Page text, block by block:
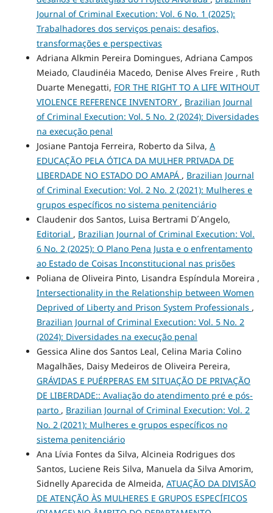
Journal of Criminal Execution: Vol. 6 No. 1 (2025):
Trabalhadores dos serviços penais: desafios,
transformações e perspectivas
Adriana Alkmin Pereira Domingues, Adriana Campos
Meiado, Claudinéia Macedo, Denise Alves Freire , Ruth
Duarte Menegatti, FOR THE RIGHT TO A LIFE WITHOUT
VIOLENCE REFERENCE INVENTORY , Brazilian Journal
of Criminal Execution: Vol. 5 No. 2 (2024): Diversidades
na execução penal
Josiane Pantoja Ferreira, Roberto da Silva, A
EDUCAÇÃO PELA ÓTICA DA MULHER PRIVADA DE
LIBERDADE NO ESTADO DO AMAPÁ , Brazilian Journal
of Criminal Execution: Vol. 2 No. 2 (2021): Mulheres e
grupos específicos no sistema penitenciário
Claudenir dos Santos, Luisa Bertrami D´Angelo,
Editorial , Brazilian Journal of Criminal Execution: Vol.
6 No. 2 (2025): O Plano Pena Justa e o enfrentamento
ao Estado de Coisas Inconstitucional nas prisões
Poliana de Oliveira Pinto, Lisandra Espíndula Moreira ,
Intersectionality in the Relationship between Women
Deprived of Liberty and Prison System Professionals ,
Brazilian Journal of Criminal Execution: Vol. 5 No. 2
(2024): Diversidades na execução penal
Gessica Aline dos Santos Leal, Celina Maria Colino
Magalhães, Daisy Medeiros de Oliveira Pereira,
GRÁVIDAS E PUÉRPERAS EM SITUAÇÃO DE PRIVAÇÃO
DE LIBERDADE:: Avaliação do atendimento pré e pós-
parto , Brazilian Journal of Criminal Execution: Vol. 2
No. 2 (2021): Mulheres e grupos específicos no
sistema penitenciário
Ana Lívia Fontes da Silva, Alcineia Rodrigues dos
Santos, Luciene Reis Silva, Manuela da Silva Amorim,
Sidnelly Aparecida de Almeida, ATUAÇÃO DA DIVISÃO
DE ATENÇÃO ÀS MULHERES E GRUPOS ESPECÍFICOS